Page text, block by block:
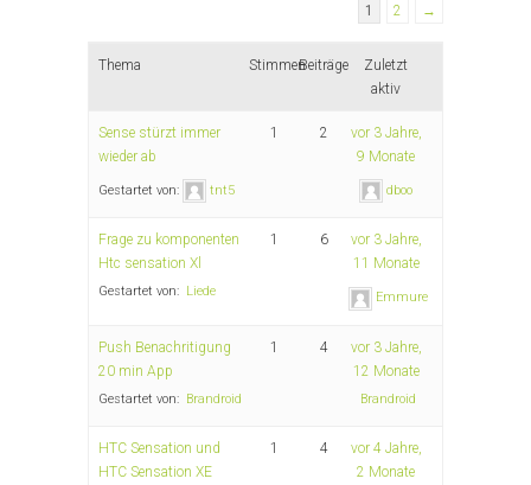
1
2 →
Thema StimmenBeiträge
Zuletzt
aktiv
Sense stürzt immer
wieder ab
Gestartet von: tnt5
1 2
vor 3 Jahre,
9 Monate
dboo
Frage zu komponenten
Htc sensation Xl
Gestartet von: Liede
1 6
vor 3 Jahre,
11 Monate
Emmure
Push Benachritigung
20 min App
Gestartet von: Brandroid
1 4
vor 3 Jahre,
12 Monate
Brandroid
HTC Sensation und
HTC Sensation XE
1 4
vor 4 Jahre,
2 Monate